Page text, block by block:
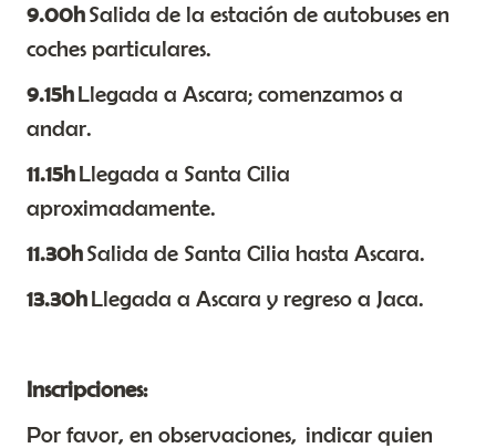
9.00hSalida de la estación de autobuses en
coches particulares.
9.15hLlegada a Ascara; comenzamos a
andar.
11.15hLlegada a Santa Cilia
aproximadamente.
11.30hSalida de Santa Cilia hasta Ascara.
13.30hLlegada a Ascara y regreso a Jaca.
Inscripciones:
Por favor, en observaciones, indicar quien